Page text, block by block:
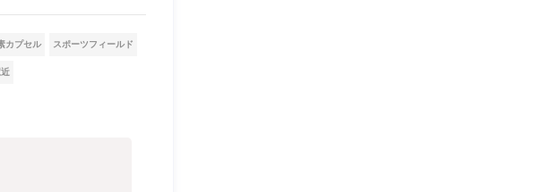
カプセル スポーツフィールド